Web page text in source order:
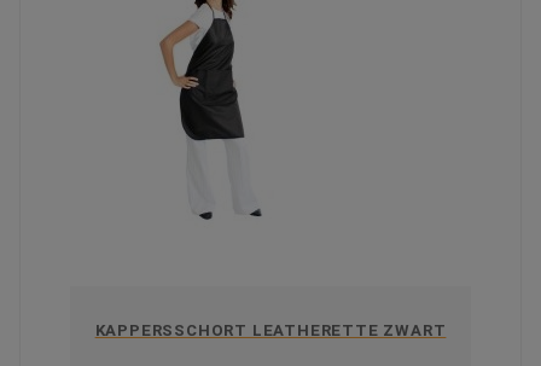
KAPPERSSCHORT LEATHERETTE ZWART